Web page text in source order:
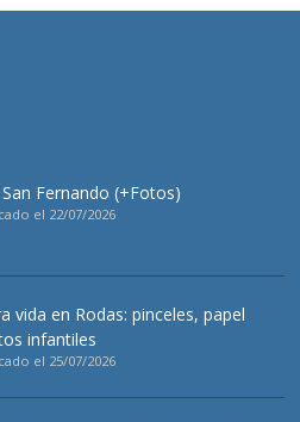
Fernando (+Fotos)
el 22/07/2026
vida en Rodas: pinceles, papel
infantiles
el 25/07/2026